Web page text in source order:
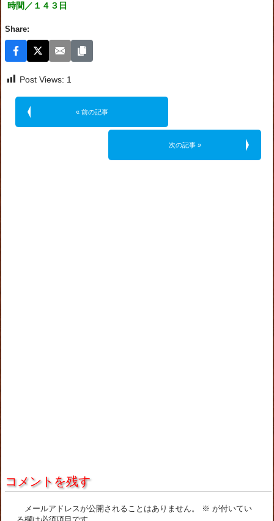
時間／１４３日
Share:
Post Views: 1
« 前の記事
次の記事 »
コメントを残す
メールアドレスが公開されることはありません。 ※ が付いてい